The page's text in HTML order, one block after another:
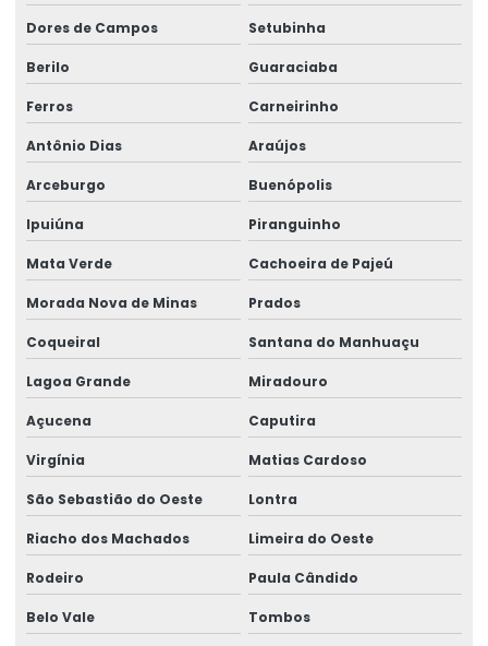
Dores de Campos Setubinha
Berilo Guaraciaba
Ferros Carneirinho
Antônio Dias Araújos
Arceburgo Buenópolis
Ipuiúna Piranguinho
Mata Verde Cachoeira de Pajeú
Morada Nova de Minas Prados
Coqueiral Santana do Manhuaçu
Lagoa Grande Miradouro
Açucena Caputira
Virgínia Matias Cardoso
São Sebastião do Oeste Lontra
Riacho dos Machados Limeira do Oeste
Rodeiro Paula Cândido
Belo Vale Tombos